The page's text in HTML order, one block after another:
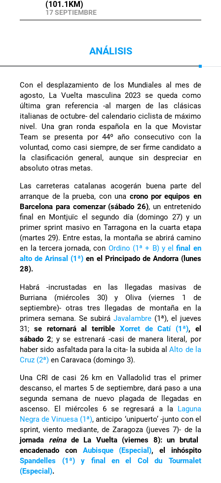
(101.1KM)
17 SEPTIEMBRE
ANÁLISIS
Con el desplazamiento de los Mundiales al mes de
agosto, La Vuelta masculina 2023 se queda como
última gran referencia -al margen de las clásicas
italianas de octubre- del calendario ciclista de máximo
nivel. Una gran ronda española en la que Movistar
Team se presenta por 44º año consecutivo con la
voluntad, como casi siempre, de ser firme candidato a
la clasificación general, aunque sin despreciar en
absoluto otras metas.
Las carreteras catalanas acogerán buena parte del
arranque de la prueba, con una crono por equipos en
Barcelona para comenzar (sábado 26), un entretenido
final en Montjuïc el segundo día (domingo 27) y un
primer sprint masivo en Tarragona en la cuarta etapa
(martes 29). Entre estas, la montaña se abrirá camino
en la tercera jornada, con Ordino (1ª + B) y elfinal en
alto de Arinsal (1ª) en el Principado de Andorra (lunes
28).
Habrá -incrustadas en las llegadas masivas de
Burriana (miércoles 30) y Oliva (viernes 1 de
septiembre)- otras tres llegadas de montaña en la
primera semana. Se subirá Javalambre(1ª), el jueves
31;se retornará al terrible Xorret de Catí (1ª), el
sábado 2; y se estrenará -casi de manera literal, por
haber sido asfaltada para la cita- la subida alAlto de la
Cruz (2ª) en Caravaca (domingo 3).
Una CRI de casi 26 km en Valladolid tras el primer
descanso, el martes 5 de septiembre, dará paso a una
segunda semana de nuevo plagada de llegadas en
ascenso. El miércoles 6 se regresará a la Laguna
Negra de Vinuesa (1ª), anticipo ‘unipuerto’ -junto con el
sprint, viento mediante, de Zaragoza (jueves 7)- de la
jornada reinade La Vuelta (viernes 8): un brutal
encadenado con Aubisque (Especial), el inhóspito
Spandelles (1ª) y final en el Col du Tourmalet
(Especial).